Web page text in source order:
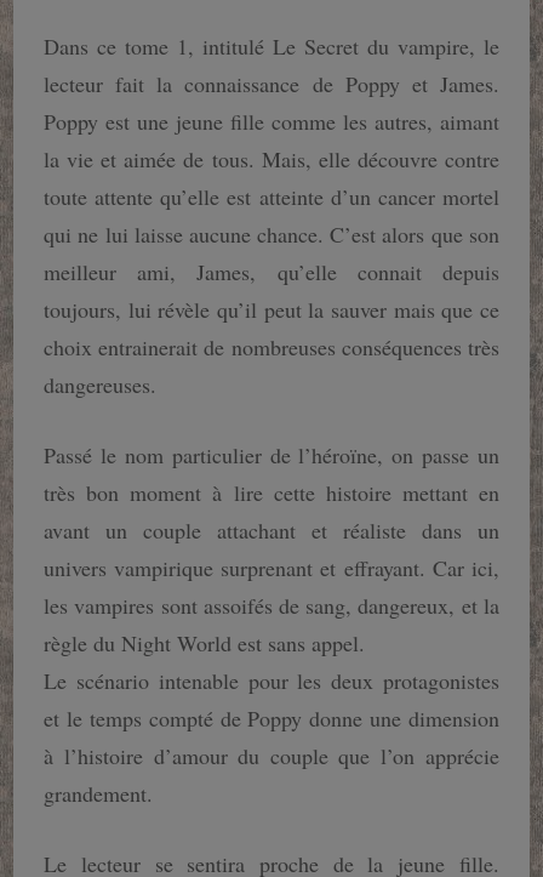
Dans ce tome 1, intitulé Le Secret du vampire, le
lecteur fait la connaissance de Poppy et James.
Poppy est une jeune fille comme les autres, aimant
la vie et aimée de tous. Mais, elle découvre contre
toute attente qu’elle est atteinte d’un cancer mortel
qui ne lui laisse aucune chance. C’est alors que son
meilleur ami, James, qu’elle connait depuis
toujours, lui révèle qu’il peut la sauver mais que ce
choix entrainerait de nombreuses conséquences très
dangereuses.
Passé le nom particulier de l’héroïne, on passe un
très bon moment à lire cette histoire mettant en
avant un couple attachant et réaliste dans un
univers vampirique surprenant et effrayant. Car ici,
les vampires sont assoifés de sang, dangereux, et la
règle du Night World est sans appel.
Le scénario intenable pour les deux protagonistes
et le temps compté de Poppy donne une dimension
à l’histoire d’amour du couple que l’on apprécie
grandement.
Le lecteur se sentira proche de la jeune fille.